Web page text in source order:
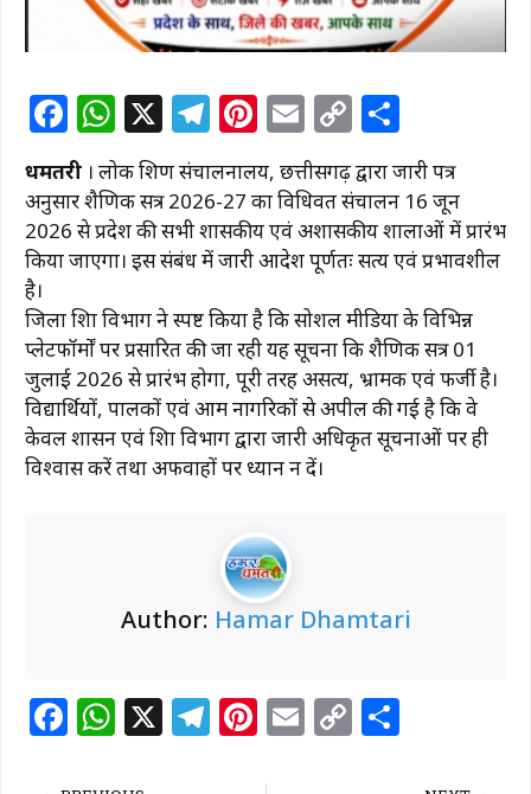
F
a
c
e
b
o
o
k
W
h
at
s
A
p
p
X T
e
g
ra
m
Pi
te
re
st
E
m
ai
l
C
p
y
Li
n
k
h
ar
e
धमतरी । लोक शिक्षण संचालनालय, छत्तीसगढ़ द्वारा जारी पत्र
अनुसार शैक्षणिक सत्र 2026-27 का विधिवत संचालन 16 जून
2026 से प्रदेश की सभी शासकीय एवं अशासकीय शालाओं में प्रारंभ
किया जाएगा। इस संबंध में जारी आदेश पूर्णतः सत्य एवं प्रभावशील
है।
जिला शिक्षा विभाग ने स्पष्ट किया है कि सोशल मीडिया के विभिन्न
प्लेटफॉर्मों पर प्रसारित की जा रही यह सूचना कि शैक्षणिक सत्र 01
जुलाई 2026 से प्रारंभ होगा, पूरी तरह असत्य, भ्रामक एवं फर्जी है।
विद्यार्थियों, पालकों एवं आम नागरिकों से अपील की गई है कि वे
केवल शासन एवं शिक्षा विभाग द्वारा जारी अधिकृत सूचनाओं पर ही
विश्वास करें तथा अफवाहों पर ध्यान न दें।
Author: Hamar Dhamtari
F W X T Pi E C